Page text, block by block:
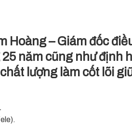
Hoàng – Giám đốc
năm cũng như định
lượng làm cốt lõi